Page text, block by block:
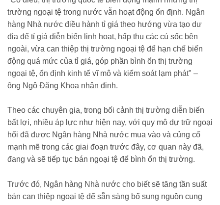
trường ngoại tệ trong nước vẫn hoạt động ổn định. Ngân
hàng Nhà nước điều hành tỉ giá theo hướng vừa tạo dư
địa để tỉ giá diễn biến linh hoạt, hấp thụ các cú sốc bên
ngoài, vừa can thiệp thị trường ngoại tệ để hạn chế biến
động quá mức của tỉ giá, góp phần bình ổn thị trường
ngoại tệ, ổn định kinh tế vĩ mô và kiểm soát lạm phát" –
ông Ngô Đăng Khoa nhận định.
Theo các chuyên gia, trong bối cảnh thị trường diễn biến
bất lợi, nhiều áp lực như hiện nay, với quy mô dự trữ ngoại
hối đã được Ngân hàng Nhà nước mua vào và củng cố
mạnh mẽ trong các giai đoạn trước đây, cơ quan này đã,
đang và sẽ tiếp tục bán ngoại tệ để bình ổn thị trường.
Trước đó, Ngân hàng Nhà nước cho biết sẽ tăng tần suất
bán can thiệp ngoại tệ để sẵn sàng bổ sung nguồn cung